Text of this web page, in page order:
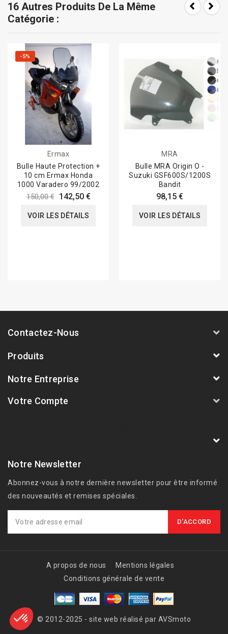
16 Autres Produits De La Même
Catégorie :
-5%
Ermax
Bulle Haute Protection +
10 cm Ermax Honda
1000 Varadero 99/2002
150,00 € 142,50 €
VOIR LES DÉTAILS
MRA
Bulle MRA Origin O -
Suzuki GSF600S/1200S
Bandit
98,15 €
VOIR LES DÉTAILS
Contactez-Nous
Produits
Notre Entreprise
Votre Compte
Notre Newsletter
Abonnez-vous à notre dernière newsletter pour être informé
des nouveautés et remises spéciales.
A propos de nous
Mentions légales
Conditions générale de vente
© 2012-2025 - site web réalisé par AVSmoto